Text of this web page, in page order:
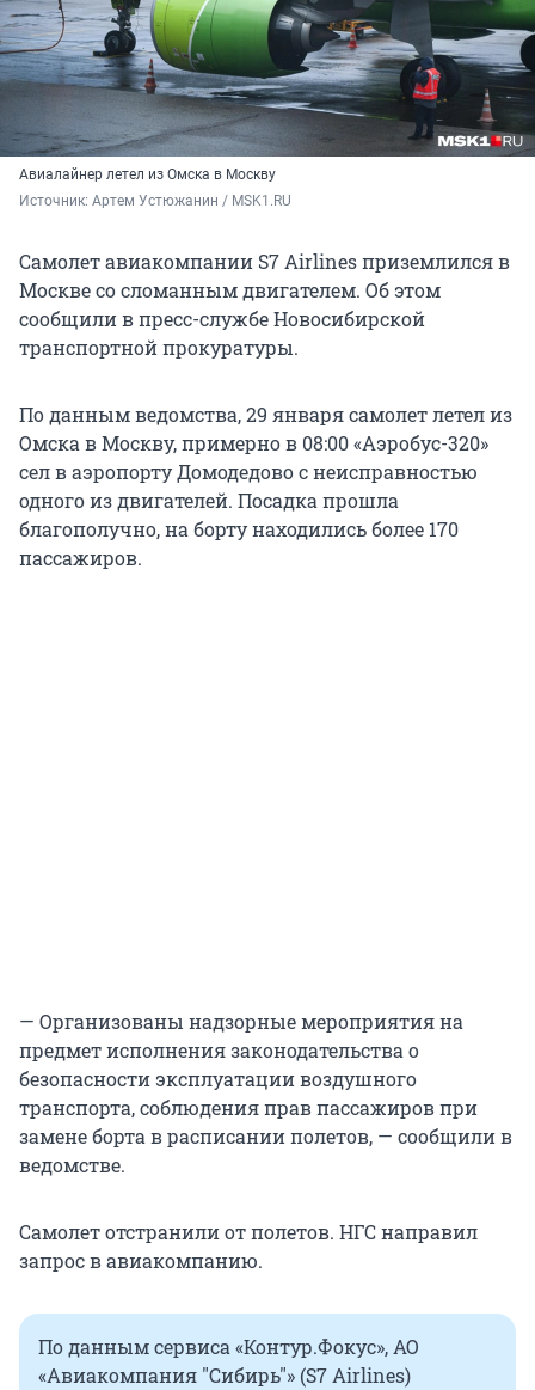
Авиалайнер летел из Омска в Москву
Источник: Артем Устюжанин / MSK1.RU
Самолет авиакомпании S7 Airlines приземлился в
Москве со сломанным двигателем. Об этом
сообщили в пресс-службе Новосибирской
транспортной прокуратуры.
По данным ведомства, 29 января самолет летел из
Омска в Москву, примерно в 08:00 «Аэробус-320»
сел в аэропорту Домодедово с неисправностью
одного из двигателей. Посадка прошла
благополучно, на борту находились более 170
пассажиров.
— Организованы надзорные мероприятия на
предмет исполнения законодательства о
безопасности эксплуатации воздушного
транспорта, соблюдения прав пассажиров при
замене борта в расписании полетов, — сообщили в
ведомстве.
Самолет отстранили от полетов. НГС направил
запрос в авиакомпанию.
По данным сервиса «Контур.Фокус», АО
«Авиакомпания "Сибирь"» (S7 Airlines)